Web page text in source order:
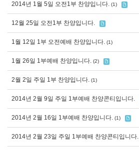
2014년 1월 5일 오전1부 찬양입니다. (1)
12월 25일 오전1부 찬양입니다.
1월 12일 1부 오전예배 찬양입니다. (1)
1월 26일 1부예배 찬양입니다. (2)
2월 2일 주일 1부 찬양입니다. (1)
2014년 2월 9일 주일 1부예배 찬양콘티입니다.
2014년 2월 16일 1부예배 찬양입니다. (1)
2014년 2월 23일 주일 1부예배 찬양콘티입니다.